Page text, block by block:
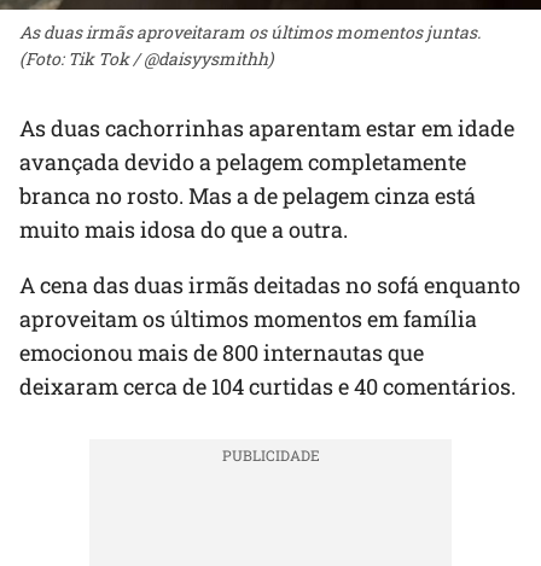
As duas irmãs aproveitaram os últimos momentos juntas.
(Foto: Tik Tok / @daisyysmithh)
As duas cachorrinhas aparentam estar em idade
avançada devido a pelagem completamente
branca no rosto. Mas a de pelagem cinza está
muito mais idosa do que a outra.
A cena das duas irmãs deitadas no sofá enquanto
aproveitam os últimos momentos em família
emocionou mais de 800 internautas que
deixaram cerca de 104 curtidas e 40 comentários.